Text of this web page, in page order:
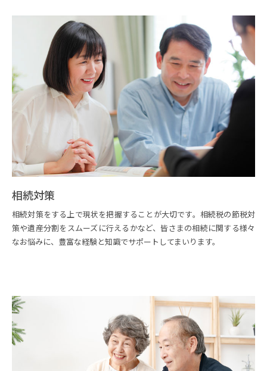
相続対策
相続対策をする上で現状を把握することが大切です。相続税の節税対
策や遺産分割をスムーズに行えるかなど、皆さまの相続に関する様々
なお悩みに、豊富な経験と知識でサポートしてまいります。